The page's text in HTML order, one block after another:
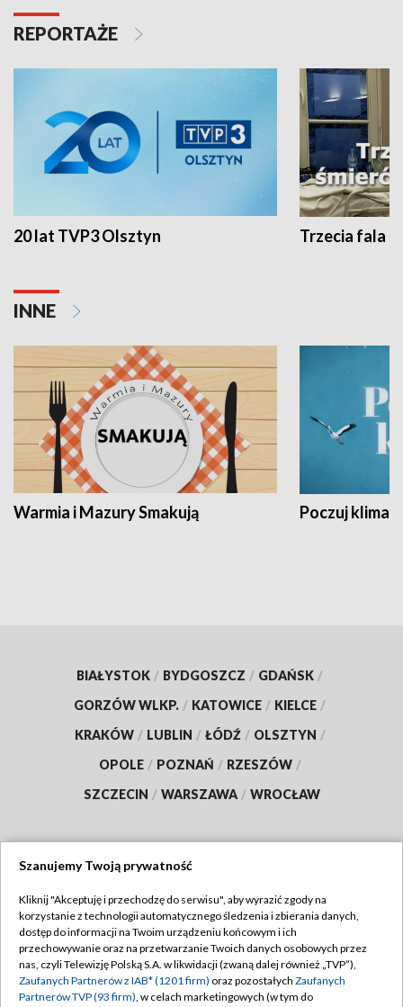
REPORTAŻE
20 lat TVP3 Olsztyn Trzecia fala -
INNE
Warmia i Mazury Smakują Poczuj klimat
BIAŁYSTOK / BYDGOSZCZ / GDAŃSK /
GORZÓW WLKP. / KATOWICE / KIELCE /
KRAKÓW / LUBLIN / ŁÓDŹ / OLSZTYN /
OPOLE / POZNAŃ / RZESZÓW /
SZCZECIN / WARSZAWA / WROCŁAW
TVP
Abonament TVP
Emisja w TVP
Regulamin TVP
Polityka prywatności
Szanujemy Twoją prywatność
Kliknij "Akceptuję i przechodzę do serwisu", aby wyrazić zgody na
korzystanie z technologii automatycznego śledzenia i zbierania danych,
dostęp do informacji na Twoim urządzeniu końcowym i ich
przechowywanie oraz na przetwarzanie Twoich danych osobowych przez
nas, czyli Telewizję Polską S.A. w likwidacji (zwaną dalej również „TVP”),
Zaufanych Partnerów z IAB* (1201 firm) oraz pozostałych Zaufanych
Partnerów TVP (93 firm), w celach marketingowych (w tym do